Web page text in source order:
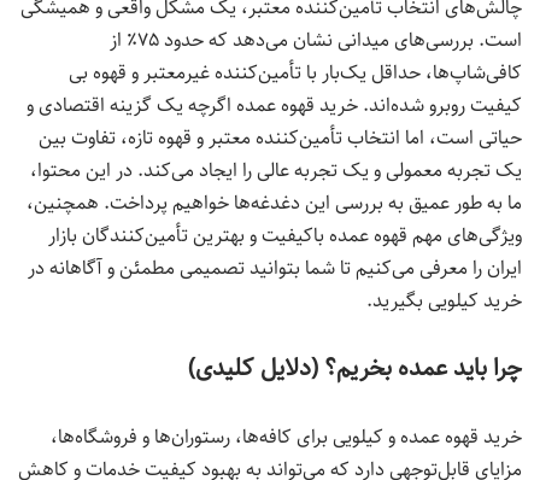
چالش‌های انتخاب تأمین‌کننده معتبر، یک مشکل واقعی و همیشگی
است. بررسی‌های میدانی نشان می‌دهد که حدود ۷۵٪ از
کافی‌شاپ‌ها، حداقل یک‌بار با تأمین‌کننده غیرمعتبر و قهوه بی
کیفیت روبرو شده‌اند. خرید قهوه عمده اگرچه یک گزینه اقتصادی و
حیاتی است، اما انتخاب تأمین‌کننده معتبر و قهوه تازه، تفاوت بین
یک تجربه معمولی و یک تجربه عالی را ایجاد می‌کند. در این محتوا،
ما به طور عمیق به بررسی این دغدغه‌ها خواهیم پرداخت. همچنین،
ویژگی‌های مهم قهوه عمده باکیفیت و بهترین تأمین‌کنندگان بازار
ایران را معرفی می‌کنیم تا شما بتوانید تصمیمی مطمئن و آگاهانه در
خرید کیلویی بگیرید.
چرا باید عمده بخریم؟ (دلایل کلیدی)
خرید قهوه عمده و کیلویی برای کافه‌ها، رستوران‌ها و فروشگاه‌ها،
مزایای قابل‌توجهی دارد که می‌تواند به بهبود کیفیت خدمات و کاهش